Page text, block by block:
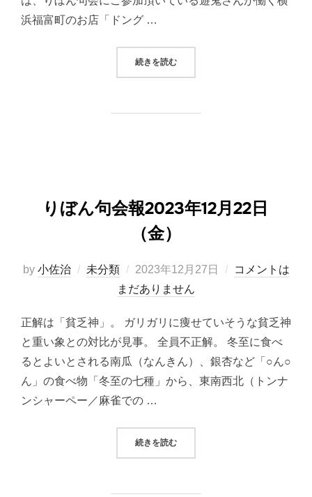
浜福富町のお店「ドング …
続きを読む“りぼん句会報2023年12月29日（金
りぼん句会報2023年12月22日
（金）
by 小佐治 未分類
投
稿
2023年12月27日
コメントは
まだありません
正解は「貧乏神」。 ガリガリに痩せていそうな貧乏神
と重い象との対比が見事。 全員不正解。 冬至に食べ
るとよいとされる南瓜（なんきん）、銀杏など「○ん○
ん」の食べ物「冬至の七種」から、東南西北（トンナ
ンシャーペー／麻雀での …
続きを読む“りぼん句会報2023年12月22日（金